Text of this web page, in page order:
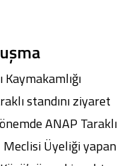
standını ziyaret
ANAP Taraklı
Meclisi Üyeliği yapan